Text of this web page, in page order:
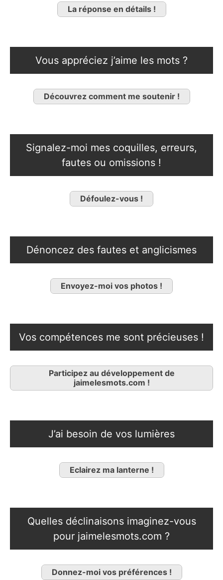
La réponse en détails !
Vous appréciez j’aime les mots ?
Découvrez comment me soutenir !
Signalez-moi mes coquilles, erreurs,
fautes ou omissions !
Défoulez-vous !
Dénoncez des fautes et anglicismes
Envoyez-moi vos photos !
Vos compétences me sont précieuses !
Participez au développement de
jaimelesmots.com !
J’ai besoin de vos lumières
Eclairez ma lanterne !
Quelles déclinaisons imaginez-vous
pour jaimelesmots.com ?
Donnez-moi vos préférences !